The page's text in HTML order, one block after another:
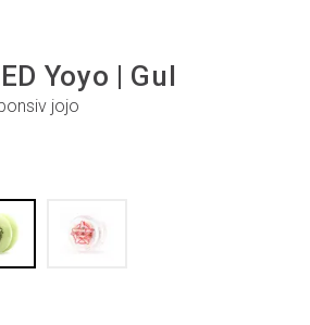
Yoyo | Gul
jojo